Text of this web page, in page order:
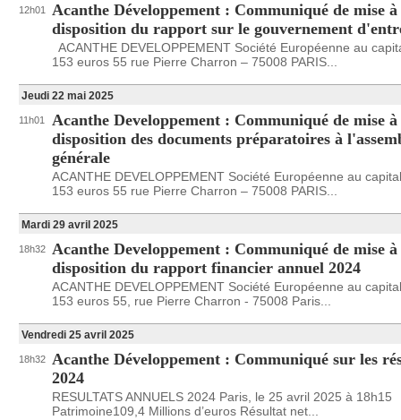
12h01
Acanthe Développement : Communiqué de mise à
disposition du rapport sur le gouvernement
ACANTHE DEVELOPPEMENT Société Européenne au
153 euros 55 rue Pierre Charron – 75008 PARIS...
Jeudi 22 mai 2025
11h01
Acanthe Developpement : Communiqué de mise à
disposition des documents préparatoires à
générale
ACANTHE DEVELOPPEMENT Société Européenne au
153 euros 55 rue Pierre Charron – 75008 PARIS...
Mardi 29 avril 2025
18h32 Acanthe Developpement : Communiqué de mise à
disposition du rapport financier annuel 2024
ACANTHE DEVELOPPEMENT Société Européenne au
153 euros 55, rue Pierre Charron - 75008 Paris...
Vendredi 25 avril 2025
18h32 Acanthe Développement : Communiqué sur les
2024
RESULTATS ANNUELS 2024 Paris, le 25 avril 2025 à 18h15
Patrimoine109,4 Millions d’euros Résultat net...